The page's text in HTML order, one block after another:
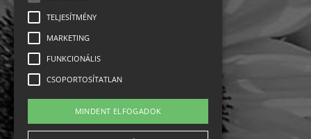
Impresszum-kapcsolat
English
TELJESÍTMÉNY
MARKETING
FUNKCIONÁLIS
CSOPORTOSÍTATLAN
MINDENT ELFOGADOK